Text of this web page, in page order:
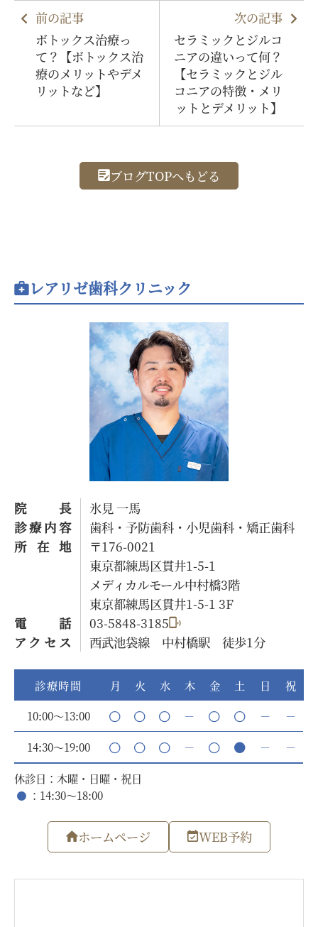
前の記事
ボトックス治療っ
て？【ボトックス治
療のメリットやデメ
リットなど】
次の記事
セラミックとジルコ
ニアの違いって何？
【セラミックとジル
コニアの特徴・メリ
ットとデメリット】
ブログTOPへもどる
レアリゼ歯科クリニック
院長
氷見 一馬
診療内容
歯科・予防歯科・小児歯科・矯正歯科
所在地
〒176-0021
東京都練馬区貫井1-5-1
メディカルモール中村橋3階
東京都練馬区貫井1-5-1 3F
電話
03-5848-3185
アクセス
西武池袋線 中村橋駅 徒歩1分
休診日：木曜・日曜・祝日
：14:30～18:00
診療時間 月 火 水 木 金 土 日
祝
10:00～13:00
－ －
－
14:30～19:00
－ － －
ホームページ WEB予約